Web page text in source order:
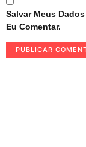
Salvar Meus
Eu Comentar.